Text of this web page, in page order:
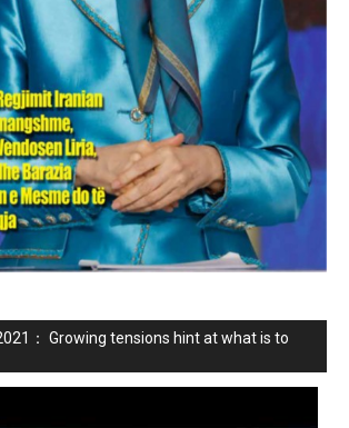
： Growing tensions hint at what is to